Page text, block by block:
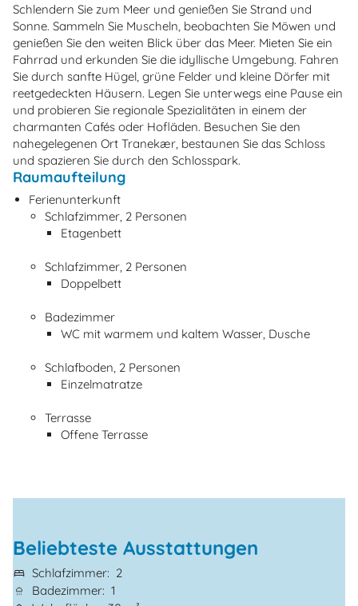
Schlendern Sie zum Meer und genießen Sie Strand und
Sonne. Sammeln Sie Muscheln, beobachten Sie Möwen und
genießen Sie den weiten Blick über das Meer. Mieten Sie ein
Fahrrad und erkunden Sie die idyllische Umgebung. Fahren
Sie durch sanfte Hügel, grüne Felder und kleine Dörfer mit
reetgedeckten Häusern. Legen Sie unterwegs eine Pause ein
und probieren Sie regionale Spezialitäten in einem der
charmanten Cafés oder Hofläden. Besuchen Sie den
nahegelegenen Ort Tranekær, bestaunen Sie das Schloss
und spazieren Sie durch den Schlosspark.
Raumaufteilung
Ferienunterkunft
Schlafzimmer, 2 Personen
Etagenbett
Schlafzimmer, 2 Personen
Doppelbett
Badezimmer
WC mit warmem und kaltem Wasser, Dusche
Schlafboden, 2 Personen
Einzelmatratze
Terrasse
Offene Terrasse
Beliebteste Ausstattungen
Schlafzimmer
2
Badezimmer 1